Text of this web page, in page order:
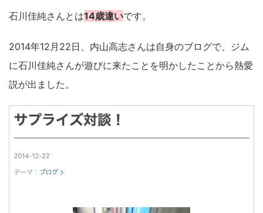
石川佳純さんとは14歳違いです。
2014年12月22日、内山高志さんは自身のブログで、ジム
に石川佳純さんが遊びに来たことを明かしたことから熱愛
説が出ました。